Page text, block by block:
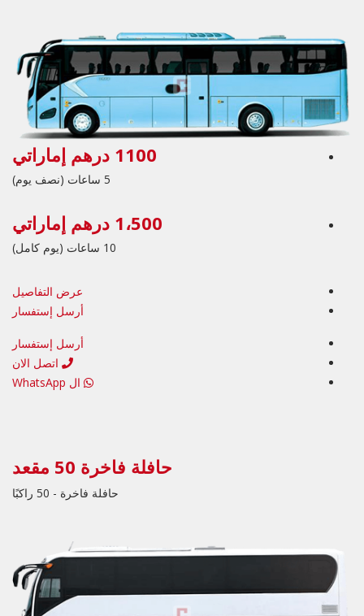
1100 درهم إماراتي
5 ساعات (نصف يوم)
1،500 درهم إماراتي
10 ساعات (يوم كامل)
عرض التفاصيل
أرسل إستفسار
أرسل إستفسار
اتصل الان
ال WhatsApp
حافلة فاخرة 50 مقعد
حافلة فاخرة - 50 راكبًا